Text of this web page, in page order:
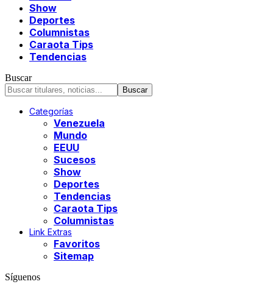
Show
Deportes
Columnistas
Caraota Tips
Tendencias
Buscar
Categorías
Venezuela
Mundo
EEUU
Sucesos
Show
Deportes
Tendencias
Caraota Tips
Columnistas
Link Extras
Favoritos
Sitemap
Síguenos